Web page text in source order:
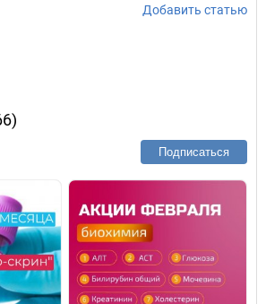
Добавить статью
Подписаться